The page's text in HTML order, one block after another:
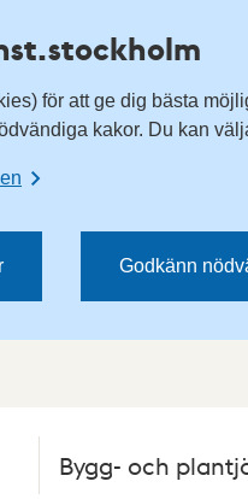
för att ge dig bästa
kakor. Du kan
Godkänn
Bygg- och